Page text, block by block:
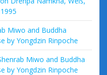
Miwo and Buddha
by Yongdzin Rinpoche
Miwo and Buddha
by Yongdzin Rinpoche